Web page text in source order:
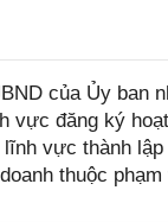
của Ủy ban
vực đăng ký
vực thành
thuộc